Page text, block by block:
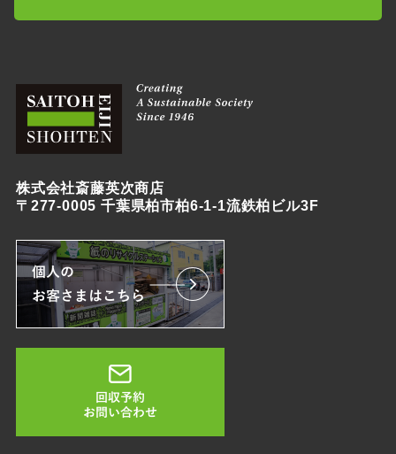
株式会社斎藤英次商店
〒277-0005 千葉県柏市柏6-1-1流鉄柏ビル3F